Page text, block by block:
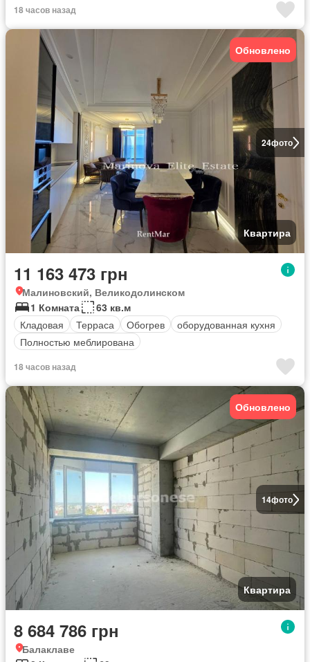
18 часов назад
24фото
Обновлено
Квартира
11 163 473 грн
Малиновский, Великодолинском
1 Комната
63 кв.м
Кладовая
Терраса Обогрев
оборудованная кухня
Полностью меблирована
18 часов назад
14фото
Обновлено
Квартира
8 684 786 грн
Балаклаве